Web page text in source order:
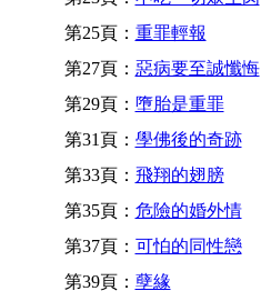
第25頁： 重罪輕報
第27頁： 惡病要至誠懺悔
第29頁： 墮胎是重罪
第31頁： 學佛後的奇跡
第33頁： 飛翔的翅膀
第35頁： 危險的婚外情
第37頁： 可怕的同性戀
第39頁： 孽緣